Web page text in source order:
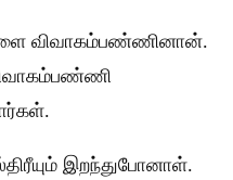
விவாகம்பண்ணினான்.
இறந்துபோனாள்.